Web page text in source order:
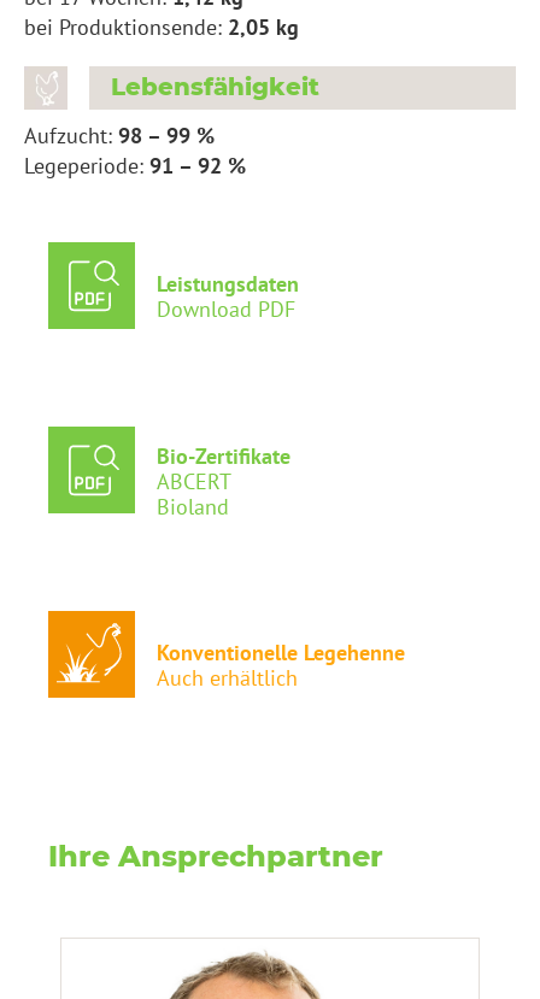
bei Produktionsende: 2,05 kg
Lebensfähigkeit
Aufzucht: 98 – 99 %
Legeperiode: 91 – 92 %
Leistungsdaten
Download PDF
Bio-Zertifikate
ABCERT
Bioland
Konventionelle Legehenne
Auch erhältlich
Ihre Ansprechpartner